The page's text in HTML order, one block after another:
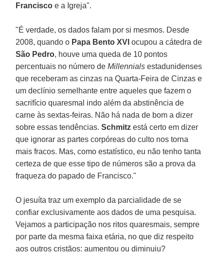
Francisco e a Igreja".
"É verdade, os dados falam por si mesmos. Desde
2008, quando o Papa Bento XVI ocupou a cátedra de
São Pedro, houve uma queda de 10 pontos
percentuais no número deMillennials estadunidenses
que receberam as cinzas na Quarta-Feira de Cinzas e
um declínio semelhante entre aqueles que fazem o
sacrifício quaresmal indo além da abstinência de
carne às sextas-feiras. Não há nada de bom a dizer
sobre essas tendências.Schmitz está certo em dizer
que ignorar as partes corpóreas do culto nos torna
mais fracos. Mas, como estatístico, eu não tenho tanta
certeza de que esse tipo de números são a prova da
fraqueza do papado de Francisco."
O jesuíta traz um exemplo da parcialidade de se
confiar exclusivamente aos dados de uma pesquisa.
Vejamos a participação nos ritos quaresmais, sempre
por parte da mesma faixa etária, no que diz respeito
aos outros cristãos: aumentou ou diminuiu?